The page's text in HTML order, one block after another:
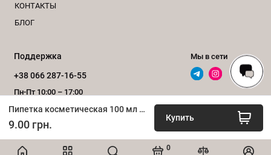
0
Пипетка косметическая 100 мл - d20 мм (черная)
9.00 грн.
Купить
КОНТАКТЫ
БЛОГ
Поддержка
+38 066 287-16-55
Пн-Пт 10:00 – 17:00
Обратный звонок
Мы в сети
ИНТЕРНЕТ-МАГАЗИН «bottles.com.ua», 2020–2026